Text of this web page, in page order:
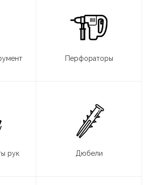
Перфораторы
рук Дюбели